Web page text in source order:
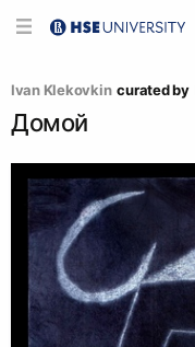
Ivan Klekovkin curated by
Домой